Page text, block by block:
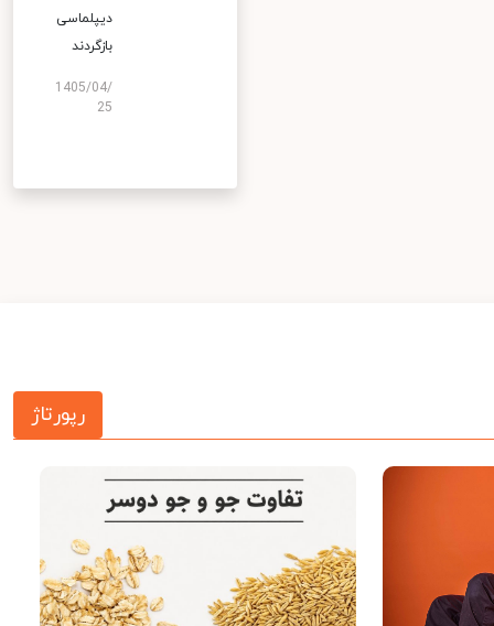
دیپلماسی
بازگردند
1405/04/
25
رپورتاژ